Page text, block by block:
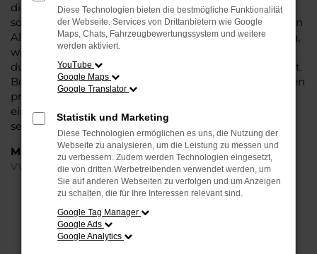
die vielfältigen Möglichkeiten einer Individualisierung
sowie die zahlreichen Assistenzsysteme. Ein VW Tiguan
Allspace Gebrauchtwagen für Minden ist ein Fahrzeug,
wie es kompletter nicht sein könnte und überzeugt
durch Langlebigkeit und einen sehr soliden Werterhalt.
Bei Steinböhmer kommt hinzu, dass Sie sich über einen
preislichen Nachlass freuen dürfen und beim Kauf auf
ein Unternehmen mit mehr als 80 Jahren Erfahrung
setzen.
Marken
VW
FEHLER: NETWORK ERROR
Beim Laden ist ein Fehler aufgetreten.
Diese Technologien bieten die bestmögliche Funktionalität
der Webseite. Services von Drittanbietern wie Google
Maps, Chats, Fahrzeugbewertungssystem und weitere
werden aktiviert.
YouTube
Google Maps
Google Translator
Statistik und Marketing
Diese Technologien ermöglichen es uns, die Nutzung der
Webseite zu analysieren, um die Leistung zu messen und
zu verbessern. Zudem werden Technologien eingesetzt,
die von dritten Werbetreibenden verwendet werden, um
Sie auf anderen Webseiten zu verfolgen und um Anzeigen
zu schalten, die für Ihre Interessen relevant sind.
Google Tag Manager
Google Ads
Google Analytics